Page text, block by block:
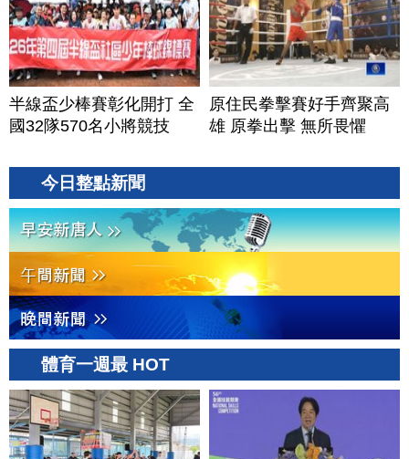
半線盃少棒賽彰化開打 全
國32隊570名小將競技
原住民拳擊賽好手齊聚高
雄 原拳出擊 無所畏懼
今日整點新聞
體育一週最 HOT